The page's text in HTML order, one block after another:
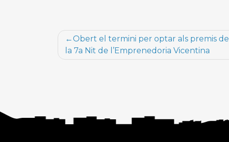
Navegació
d'entrades
Obert el termini per optar als premis de
la 7a Nit de l’Emprenedoria Vicentina